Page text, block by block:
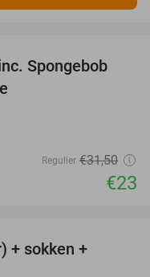
27%
Spongebob
Regulier €31,50
€23
+ sokken +